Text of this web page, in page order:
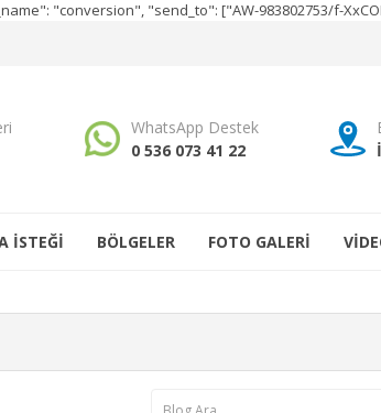
"conversion", "send_to": ["AW-983802753/f-
WhatsApp Destek
0 536 073 41 22
İSTEĞİ BÖLGELER FOTO GALERİ